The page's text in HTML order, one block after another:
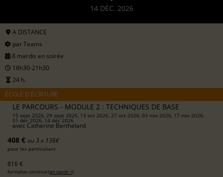
14 DÉC. 2026
A DISTANCE
par Teams
8 mardis en soirée
18h30-21h30
24 h.
ÉCOLE D'ÉCRITURE
LE PARCOURS - MODULE 2 : TECHNIQUES DE BASE
15 sept 2026, 29 sept 2026, 13 oct 2026, 27 oct 2026, 03 nov 2026, 17 nov 2026,
01 déc 2026, 14 déc 2026
avec Catherine Berthelard
408 € ou 3 x 136€
pour les particuliers
816 €
formation continue (en savoir +)